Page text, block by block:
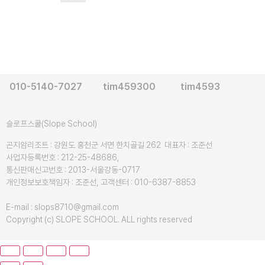
010-5140-7027 tim459300 tim4593
슬로프스쿨(Slope School)
곤지암리조트 : 강원도 홍천군 서면 한치골길 262 대표자 : 조준선
사업자등록번호 : 212-25-48686,
통신판매신고번호 : 2013-서울강동-0717
개인정보보호책임자 : 조준선, 고객센터 : 010-6387-8853
E-mail : slops8710@gmail.com
Copyright (c) SLOPE SCHOOL. ALL rights reserved